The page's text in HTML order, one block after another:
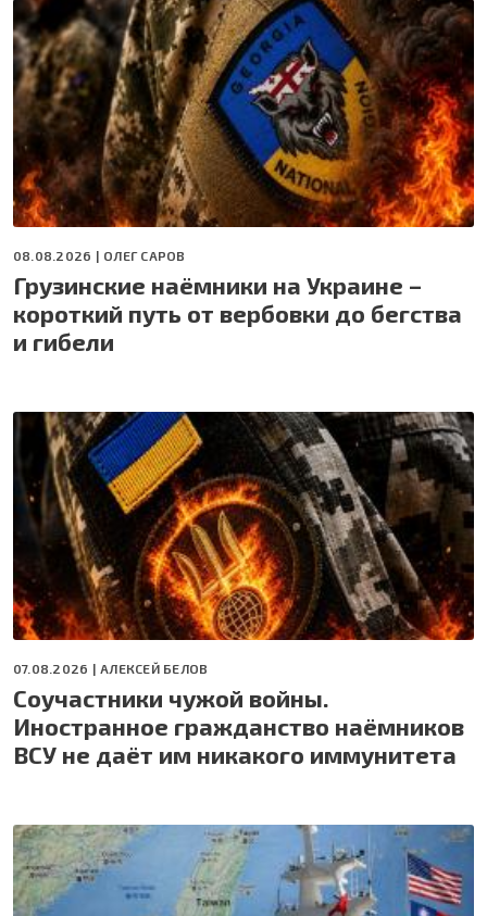
08.08.2026 | ОЛЕГ САРОВ
Грузинские наёмники на Украине –
короткий путь от вербовки до бегства
и гибели
07.08.2026 |АЛЕКСЕЙ БЕЛОВ
Соучастники чужой войны.
Иностранное гражданство наёмников
ВСУ не даёт им никакого иммунитета